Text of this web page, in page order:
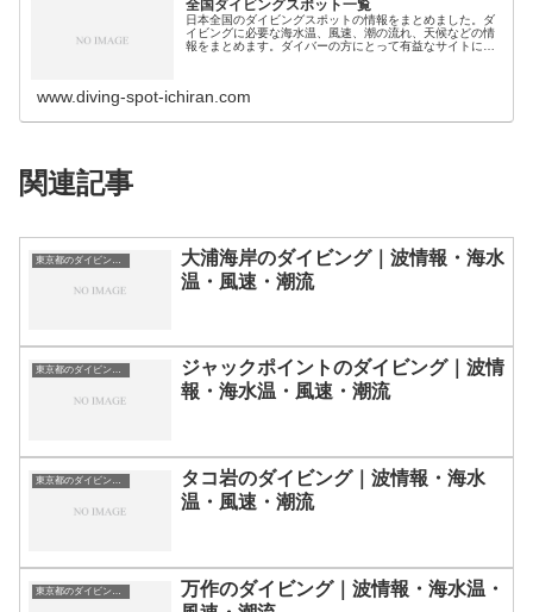
全国ダイビングスポット一覧
日本全国のダイビングスポットの情報をまとめました。ダ
イビングに必要な海水温、風速、潮の流れ、天候などの情
報をまとめます。ダイバーの方にとって有益なサイトにな
www.diving-spot-ichiran.com
関連記事
大浦海岸のダイビング｜波情報・海水
温・風速・潮流
東京都のダイビングスポット・ポイント一覧
ジャックポイントのダイビング｜波情
報・海水温・風速・潮流
東京都のダイビングスポット・ポイント一覧
タコ岩のダイビング｜波情報・海水
温・風速・潮流
東京都のダイビングスポット・ポイント一覧
万作のダイビング｜波情報・海水温・